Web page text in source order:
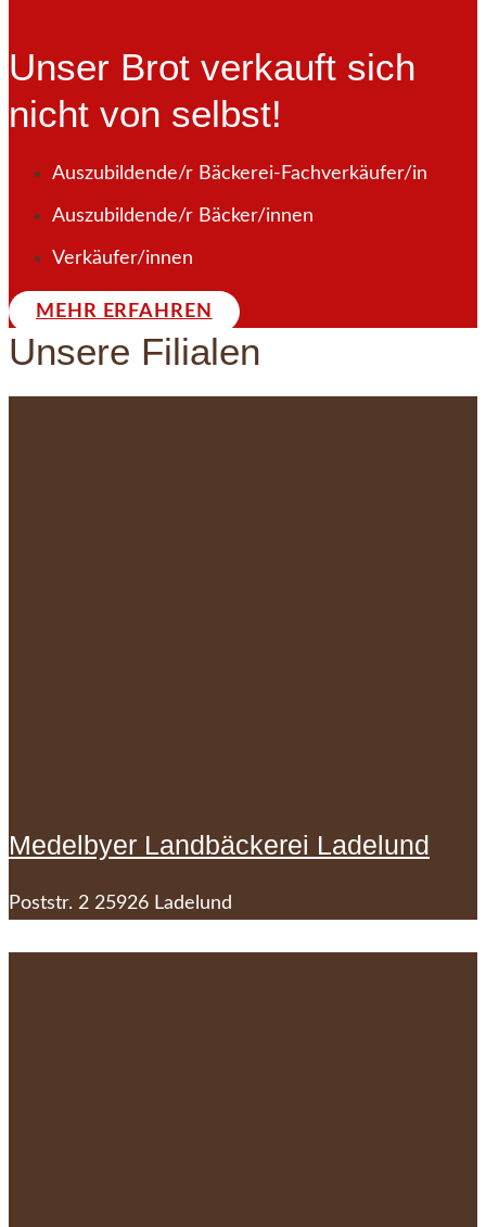
Unser Brot verkauft sich
nicht von selbst!
Auszubildende/r Bäckerei-Fachverkäufer/in
Auszubildende/r Bäcker/innen
Verkäufer/innen
MEHR ERFAHREN
Unsere Filialen
Medelbyer Landbäckerei Ladelund
Poststr. 2 25926 Ladelund